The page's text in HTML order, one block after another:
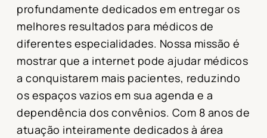
profundamente dedicados em entregar os
melhores resultados para médicos de
diferentes especialidades. Nossa missão é
mostrar que a internet pode ajudar médicos
a conquistarem mais pacientes, reduzindo
os espaços vazios em sua agenda e a
dependência dos convênios. Com 8 anos de
atuação inteiramente dedicados à área